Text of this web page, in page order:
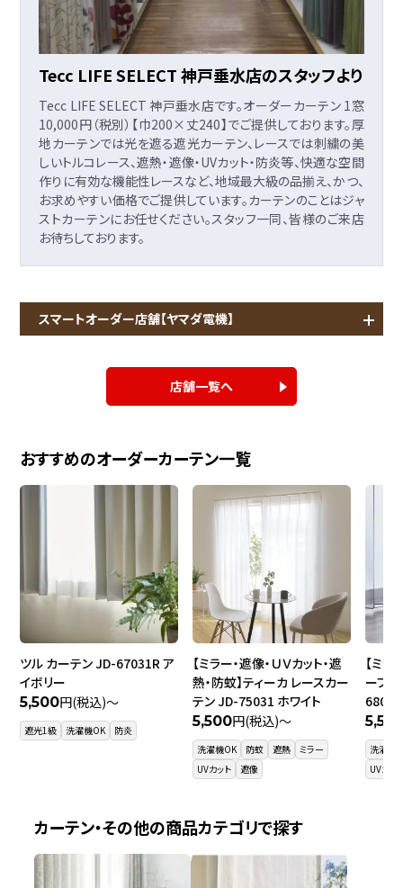
Tecc LIFE SELECT 神戸垂水店のスタッフより
Tecc LIFE SELECT 神戸垂水店です。オーダーカーテン 1窓
10,000円（税別）【巾200×丈240】でご提供しております。厚
地カーテンでは光を遮る遮光カーテン、レースでは刺繍の美
しいトルコレース、遮熱・遮像・UVカット・防炎等、快適な空間
作りに有効な機能性レースなど、地域最大級の品揃え、かつ、
お求めやすい価格でご提供しています。カーテンのことはジャ
ストカーテンにお任せください。スタッフ一同、皆様のご来店
お待ちしております。
スマートオーダー店舗【ヤマダ電機】
店舗一覧へ
おすすめのオーダーカーテン一覧
ツル カーテン JD-67031R ア
イボリー
5,500円(税込)～
遮光1級 洗濯機OK 防炎
【ミラー・遮像・ＵＶカット・遮
熱・防蚊】ティーカ レースカー
テン JD-75031 ホワイト
5,500円(税込)～
洗濯機OK 防蚊 遮熱
ミラー
UVカット
遮像
【ミラ
ーブ
洗濯機
UVカッ
カーテン・その他の商品カテゴリで探す